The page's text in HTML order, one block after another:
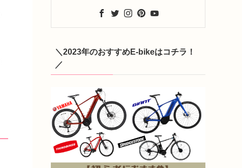
＼2023年のおすすめE-bikeはコチラ！
／